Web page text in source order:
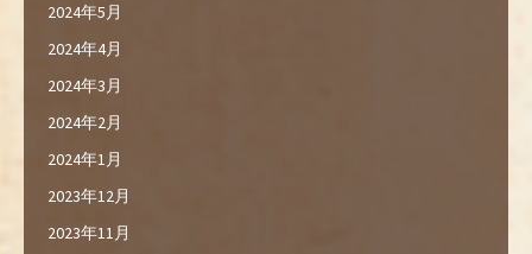
2024年5月
2024年4月
2024年3月
2024年2月
2024年1月
2023年12月
2023年11月